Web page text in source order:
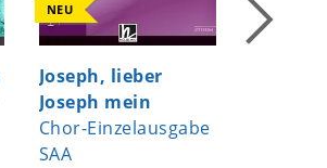
NEU
Joseph, lieber
Joseph mein
Chor-Einzelausgabe
SAA
NEU